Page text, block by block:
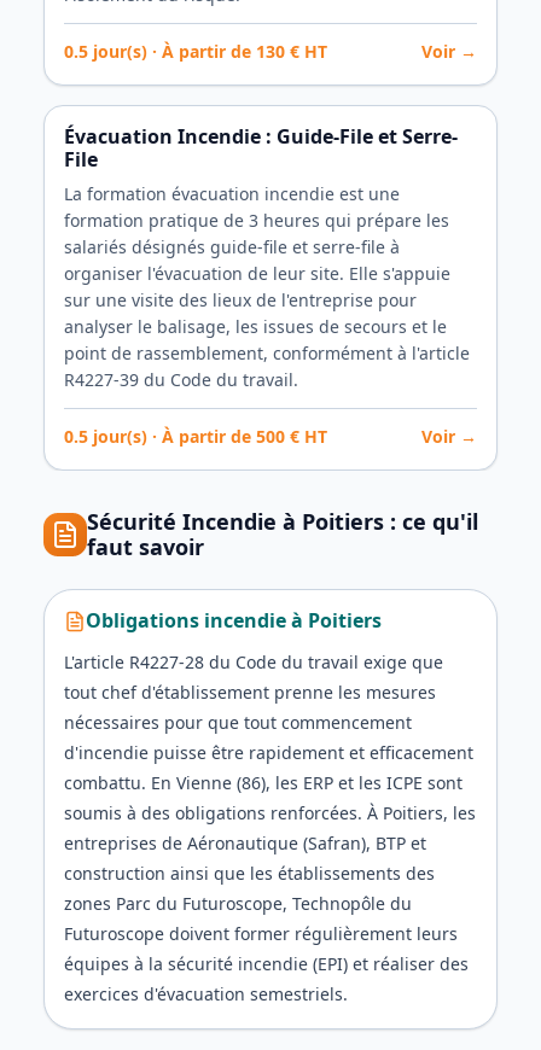
0.5 jour(s) · À partir de 130 € HT Voir →
Évacuation Incendie : Guide-File et Serre-
File
La formation évacuation incendie est une
formation pratique de 3 heures qui prépare les
salariés désignés guide-file et serre-file à
organiser l'évacuation de leur site. Elle s'appuie
sur une visite des lieux de l'entreprise pour
analyser le balisage, les issues de secours et le
point de rassemblement, conformément à l'article
R4227-39 du Code du travail.
0.5 jour(s) · À partir de 500 € HT Voir →
Sécurité Incendie à Poitiers : ce qu'il
faut savoir
Obligations incendieà Poitiers
L'article R4227-28 du Code du travail exige que
tout chef d'établissement prenne les mesures
nécessaires pour que tout commencement
d'incendie puisse être rapidement et efficacement
combattu. En Vienne (86), les ERP et les ICPE sont
soumis à des obligations renforcées. À Poitiers, les
entreprises de Aéronautique (Safran), BTP et
construction ainsi que les établissements des
zones Parc du Futuroscope, Technopôle du
Futuroscope doivent former régulièrement leurs
équipes à la sécurité incendie (EPI) et réaliser des
exercices d'évacuation semestriels.